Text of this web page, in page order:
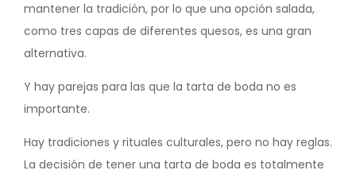
mantener la tradición, por lo que una opción salada,
como tres capas de diferentes quesos, es una gran
alternativa.
Y hay parejas para las que la tarta de boda no es
importante.
Hay tradiciones y rituales culturales, pero no hay reglas.
La decisión de tener una tarta de boda es totalmente